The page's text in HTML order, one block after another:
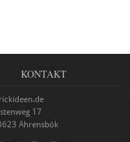
KONTAKT
17
Ahrensbök